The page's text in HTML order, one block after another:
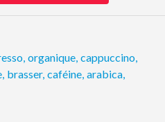
organique cappuccino
brasser, caféine arabica